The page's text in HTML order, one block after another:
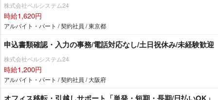
株式会社ベルシステム24
時給1,620円
アルバイト・パート / 契約社員 / 東京都
申込書類確認・入力の事務/電話対応なし/土日祝休み/未経験歓迎
株式会社ベルシステム24
時給1,200円
アルバイト・パート / 契約社員 / 大阪府
オフィス移転・引越しサポート「単発・短期・長期/日払いOK」